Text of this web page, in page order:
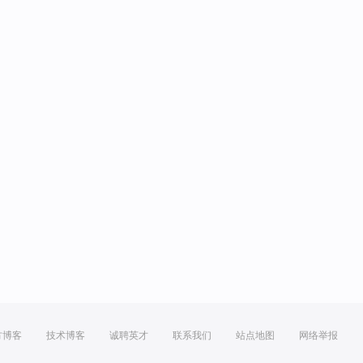
博客 技术博客 诚聘英才 联系我们 站点地图 网络举报